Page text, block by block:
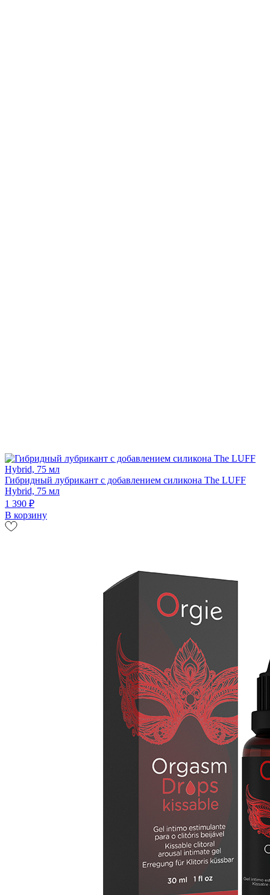
Гибридный лубрикант с добавлением силикона The LUFF
Hybrid, 75 мл
1 390 ₽
В корзину